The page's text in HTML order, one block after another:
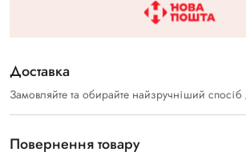
Доставка
Замовляйте та обирайте найзручніший спосіб
Повернення товару